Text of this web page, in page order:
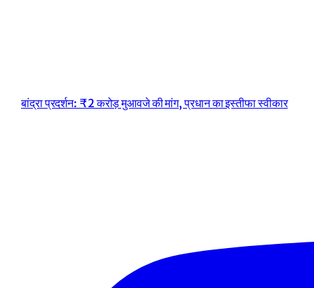
बांद्रा प्रदर्शन: ₹2 करोड़ मुआवजे की मांग, प्रधान का इस्तीफा स्वीकार